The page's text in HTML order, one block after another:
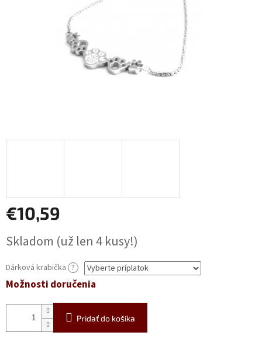
€10,59
cena:
Skladom (už len 4 kusy!)
Dárková krabička ?
Možnosti doručenia
Pridať do košíka